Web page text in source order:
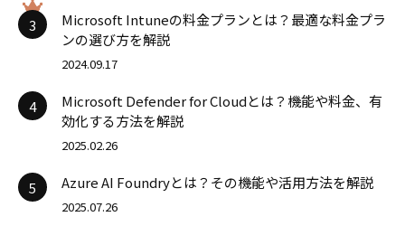
3
Microsoft Intuneの料金プランとは？最適な料金プラ
ンの選び方を解説
2024.09.17
4
Microsoft Defender for Cloudとは？機能や料金、有
効化する方法を解説
2025.02.26
5 Azure AI Foundryとは？その機能や活用方法を解説
2025.07.26